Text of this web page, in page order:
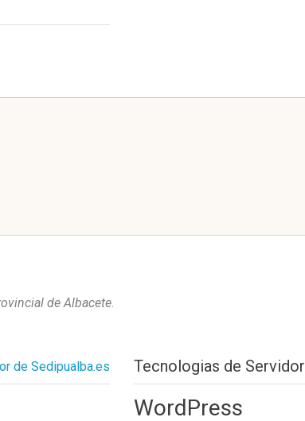
de Albacete.
de Sedipualba.es Tecnologias de Servidor
WordPress